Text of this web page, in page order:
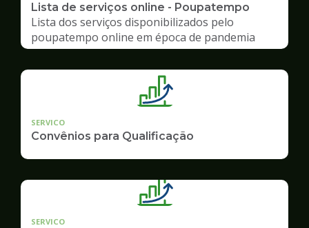
Lista de serviços online - Poupatempo
Lista dos serviços disponibilizados pelo
poupatempo online em época de pandemia
SERVICO
Convênios para Qualificação
SERVICO